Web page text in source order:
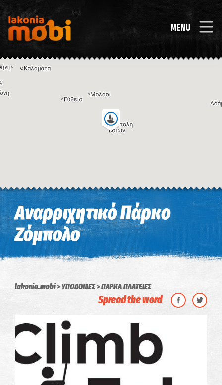
MENU
Η εικόνα ενδέχεται να υπόκειται σε πνευματικά δικαιώματα Όροι
Αναρριχητικό Πάρκο
Ζόμπολο
lakonia.mobi ΥΠΟΔΟΜΕΣ ΠΑΡΚΑ ΠΛΑΤΕΙΕΣ
Spread the word